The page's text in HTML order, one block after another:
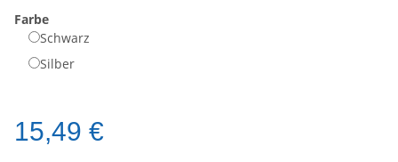
Farbe
Schwarz
Silber
15,49 €